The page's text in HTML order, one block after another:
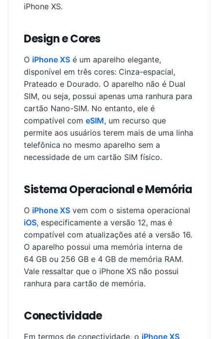
iPhone XS.
Design e Cores
O iPhone XS é um aparelho elegante,
disponível em três cores: Cinza-espacial,
Prateado e Dourado. O aparelho não é Dual
SIM, ou seja, possui apenas uma ranhura para
cartão Nano-SIM. No entanto, ele é
compatível com eSIM, um recurso que
permite aos usuários terem mais de uma linha
telefônica no mesmo aparelho sem a
necessidade de um cartão SIM físico.
Sistema Operacional e Memória
O iPhone XS vem com o sistema operacional
iOS, especificamente a versão 12, mas é
compatível com atualizações até a versão 16.
O aparelho possui uma memória interna de
64 GB ou 256 GB e 4 GB de memória RAM.
Vale ressaltar que o iPhone XS não possui
ranhura para cartão de memória.
Conectividade
Em termos de conectividade, o iPhone XS